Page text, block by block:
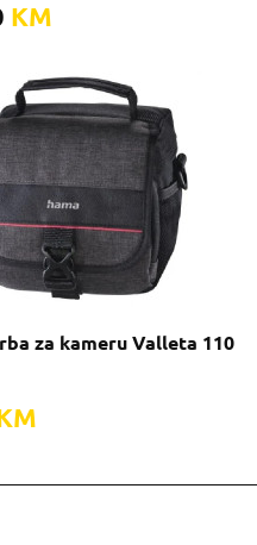
KM
za kameru Valleta 110